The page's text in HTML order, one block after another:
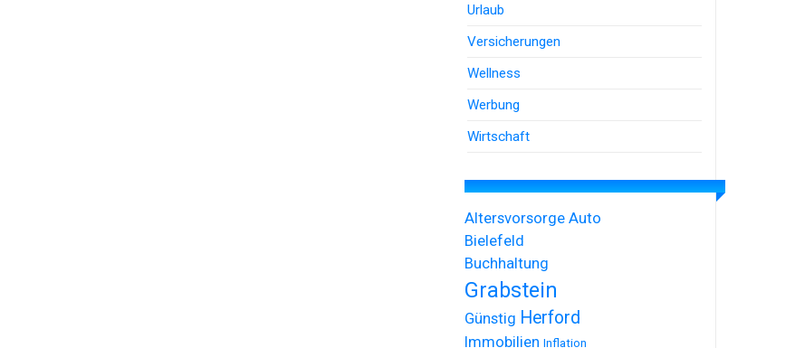
Urlaub
Versicherungen
Wellness
Werbung
Wirtschaft
Altersvorsorge Auto
Bielefeld
Buchhaltung
Grabstein
Günstig Herford
Immobilien Inflation